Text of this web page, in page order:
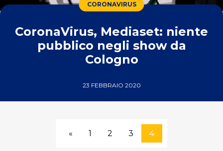
CORONAVIRUS
CoronaVirus, Mediaset: niente
pubblico negli show da
Cologno
23 FEBBRAIO 2020
« 1 2 3 4